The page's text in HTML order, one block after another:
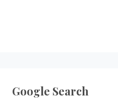
Google Search